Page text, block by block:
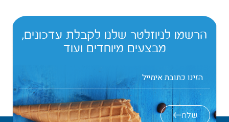
הרשמו לניוזלטר שלנו לקבלת עדכונים,
מבצעים מיוחדים ועוד
שלח